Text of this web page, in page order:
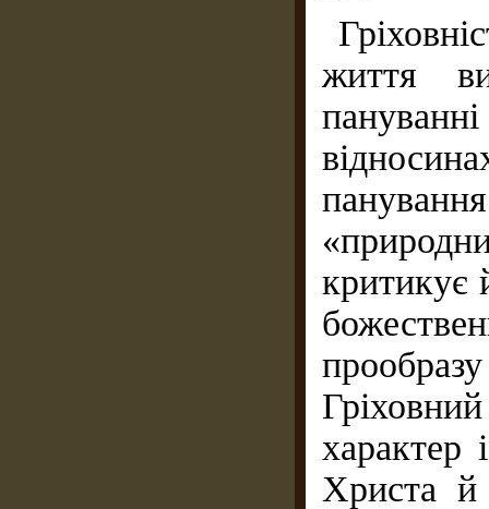
життя
критикує
характер
Христа й